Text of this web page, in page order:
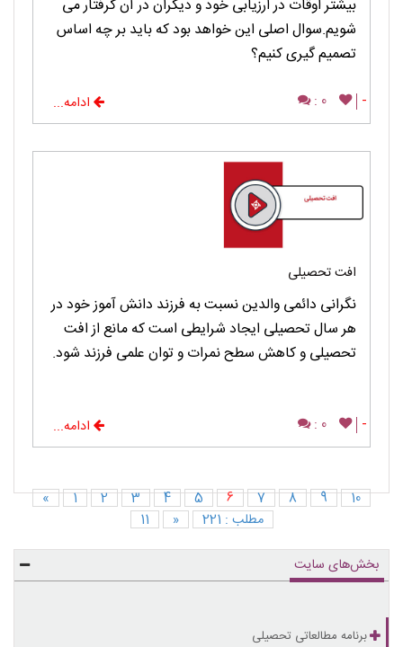
بیشتر اوقات در ارزیابی خود و دیگران در آن گرفتار می
شویم.سوال اصلی این خواهد بود که باید بر چه اساس
تصمیم گیری کنیم؟
-
0 : ادامه...
افت تحصیلی
نگرانی دائمی والدین نسبت به فرزند دانش آموز خود در
هر سال تحصیلی ایجاد شرایطی است که مانع از افت
تحصیلی و کاهش سطح نمرات و توان علمی فرزند شود.
-
0 : ادامه...
« 1 2 3 4 5 6 7 8 9
10
11
« مطلب : 221
بخش‌های سایت
برنامه مطالعاتی تحصیلی